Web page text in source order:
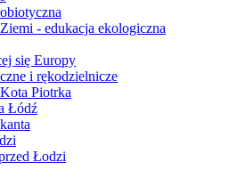
- edukacja ekologiczna
się Europy
i rękodzielnicze
Piotrka
Łódź
Łodzi